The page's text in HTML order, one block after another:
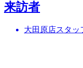
来訪者
大田原店スタッ